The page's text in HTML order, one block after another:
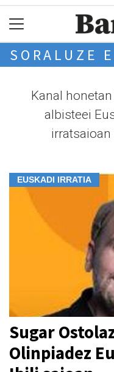
SORALUZE
Kanal
albisteei
irratsaioan
EUSKADI IRRATIA
Sugar
Olinpiadez